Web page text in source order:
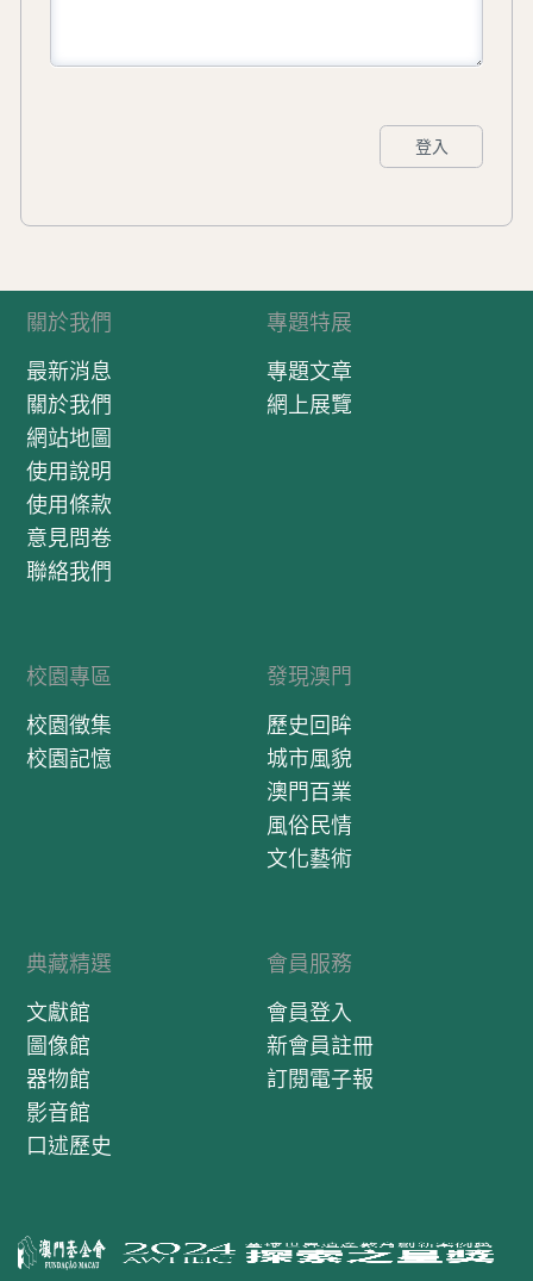
登入
關於我們
最新消息
關於我們
網站地圖
使用說明
使用條款
意見問卷
聯絡我們
專題特展
專題文章
網上展覽
校園專區
校園徵集
校園記憶
發現澳門
歷史回眸
城市風貌
澳門百業
風俗民情
文化藝術
典藏精選
文獻館
圖像館
器物館
影音館
口述歷史
會員服務
會員登入
新會員註冊
訂閱電子報